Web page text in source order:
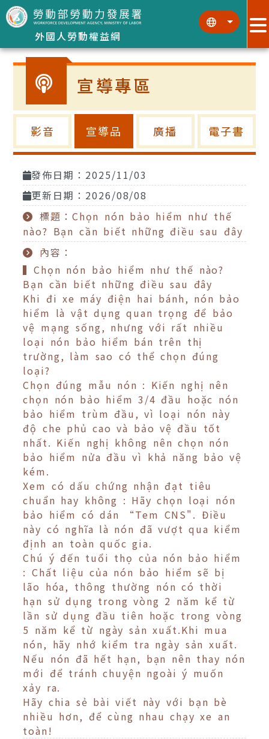
跳到主要內容區塊
外國人勞動權益網
::: :::
宣導專區
影音 宣導品 廣播 電子書
發佈日期：2025/11/03
更新日期：2026/08/08
標題：Chọn nón bảo hiểm như thế
nào? Bạn cần biết những điều sau đây
內容：
▍Chọn nón bảo hiểm như thế nào?
Bạn cần biết những điều sau đây
Khi đi xe máy điện hai bánh, nón bảo
hiểm là vật dụng quan trọng để bảo
vệ mạng sống, nhưng với rất nhiều
loại nón bảo hiểm bán trên thị
trường, làm sao có thể chọn đúng
loại?
Chọn đúng mẫu nón : Kiến nghị nên
chọn nón bảo hiểm 3/4 đầu hoặc nón
bảo hiểm trùm đầu, vì loại nón này
độ che phủ cao và bảo vệ đầu tốt
nhất. Kiến nghị không nên chọn nón
bảo hiểm nửa đầu vì khả năng bảo vệ
kém.
Xem có dấu chứng nhận đạt tiêu
chuẩn hay không : Hãy chọn loại nón
bảo hiểm có dán “Tem CNS". Điều
này có nghĩa là nón đã vượt qua kiểm
định an toàn quốc gia.
Chú ý đến tuổi thọ của nón bảo hiểm
: Chất liệu của nón bảo hiểm sẽ bị
lão hóa, thông thường nón có thời
hạn sử dụng trong vòng 2 năm kể từ
lần sử dụng đầu tiên hoặc trong vòng
5 năm kể từ ngày sản xuất.Khi mua
nón, hãy nhớ kiểm tra ngày sản xuất.
Nếu nón đã hết hạn, bạn nên thay nón
mới để tránh chuyện ngoài ý muốn
xảy ra.
Hãy chia sẻ bài viết này với bạn bè
nhiều hơn, để cùng nhau chạy xe an
toàn!